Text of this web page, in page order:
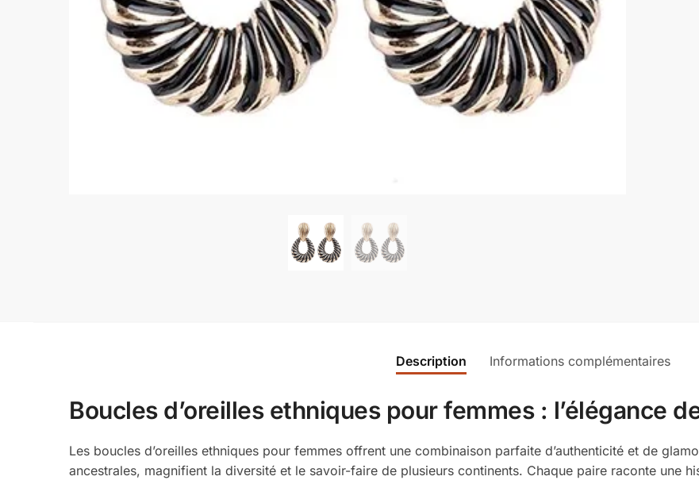
Description Informations complémentaires
Boucles d’oreilles ethniques pour femmes : l’élégance
Les boucles d’oreilles ethniques pour femmes offrent une combinaison parfaite d’authenticité et de
ancestrales, magnifient la diversité et le savoir-faire de plusieurs continents. Chaque paire raconte une